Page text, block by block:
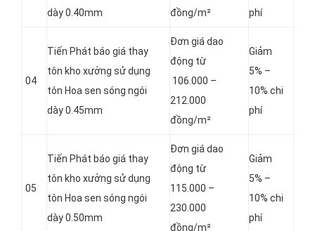
dày 0.40mm
đồng/m²
phí
04
Tiến Phát báo giá thay
tôn kho xưởng sử dụng
tôn Hoa sen sóng ngói
dày 0.45mm
Đơn giá dao
động từ
106.000 –
212.000
đồng/m²
Giảm
5% –
10% chi
phí
05
Tiến Phát báo giá thay
tôn kho xưởng sử dụng
tôn Hoa sen sóng ngói
dày 0.50mm
Đơn giá dao
động từ
115.000 –
230.000
đồng/m²
Giảm
5% –
10% chi
phí